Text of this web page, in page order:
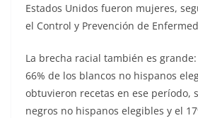
Estados Unidos fueron mujeres,
el Control y Prevención de
La brecha racial también es
66% de los blancos no hispanos
obtuvieron recetas en ese período,
negros no hispanos elegibles y el